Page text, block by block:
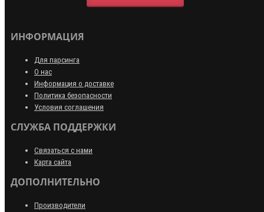
ИНФОРМАЦИЯ
Для парсинга
О нас
Информация о доставке
Политика безопасности
Условия соглашения
СЛУЖБА ПОДДЕРЖКИ
Связаться с нами
Карта сайта
ДОПОЛНИТЕЛЬНО
Производители